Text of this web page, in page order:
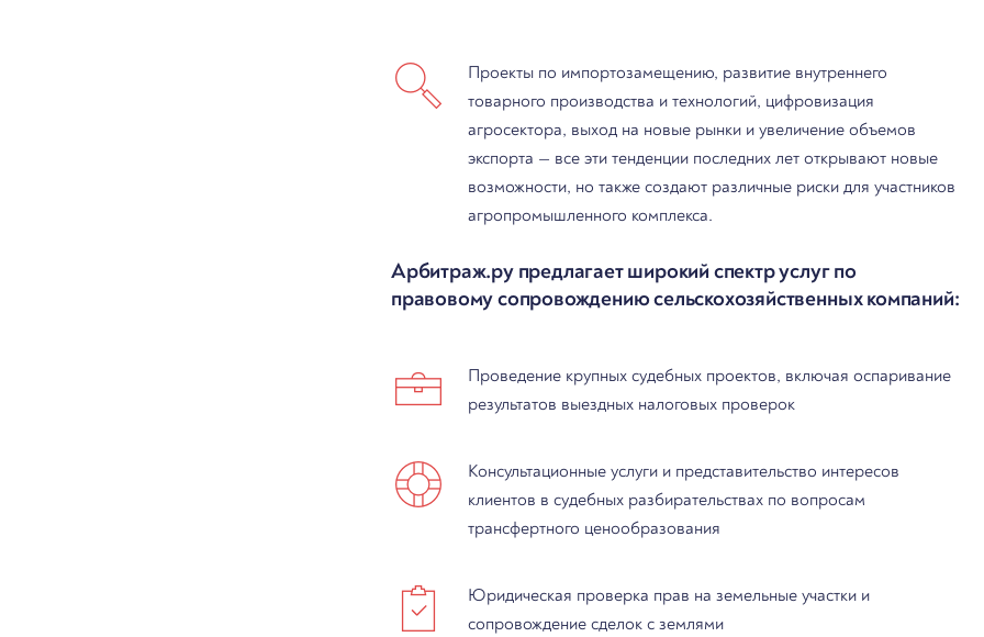
Проекты по импортозамещению, развитие внутреннего
товарного производства и технологий, цифровизация
агросектора, выход на новые рынки и увеличение объемов
экспорта — все эти тенденции последних лет открывают новые
возможности, но также создают различные риски для участников
агропромышленного комплекса.
Арбитраж.ру предлагает широкий спектр услуг по
правовому сопровождению сельскохозяйственных компаний:
Проведение крупных судебных проектов, включая оспаривание
результатов выездных налоговых проверок
Консультационные услуги и представительство интересов
клиентов в судебных разбирательствах по вопросам
трансфертного ценообразования
Юридическая проверка прав на земельные участки и
сопровождение сделок с землями